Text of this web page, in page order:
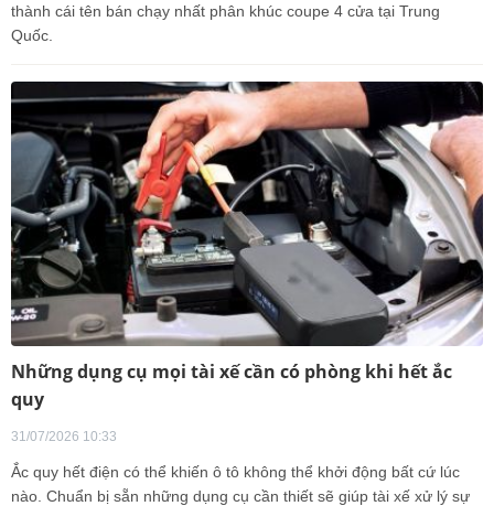
thành cái tên bán chạy nhất phân khúc coupe 4 cửa tại Trung
Quốc.
Những dụng cụ mọi tài xế cần có phòng khi hết ắc
quy
31/07/2026 10:33
Ắc quy hết điện có thể khiến ô tô không thể khởi động bất cứ lúc
nào. Chuẩn bị sẵn những dụng cụ cần thiết sẽ giúp tài xế xử lý sự